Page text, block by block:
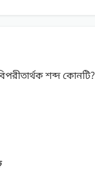
শব্দ কোনটি?